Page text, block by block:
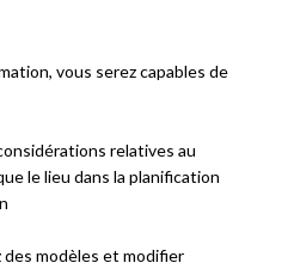
vous serez capables de
relatives au
le lieu dans la planification
modèles et modifier